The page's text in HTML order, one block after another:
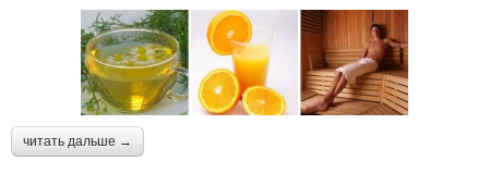
читать дальше →